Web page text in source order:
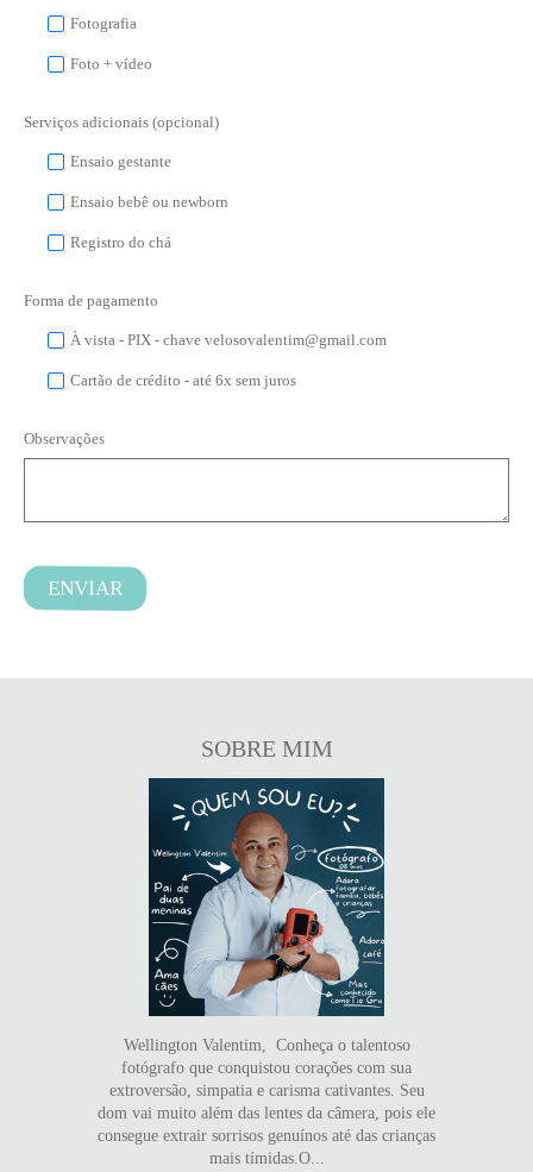
Fotografia
Foto + vídeo
Serviços adicionais (opcional)
Ensaio gestante
Ensaio bebê ou newborn
Registro do chá
Forma de pagamento
À vista - PIX - chave velosovalentim@gmail.com
Cartão de crédito - até 6x sem juros
Observações
ENVIAR
SOBRE MIM
Wellington Valentim, Conheça o talentoso
fotógrafo que conquistou corações com sua
extroversão, simpatia e carisma cativantes. Seu
dom vai muito além das lentes da câmera, pois ele
consegue extrair sorrisos genuínos até das crianças
mais tímidas.O...